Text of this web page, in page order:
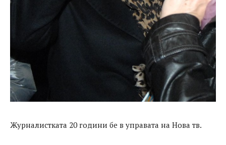
Журналистката 20 години бе в управата на Нова тв.